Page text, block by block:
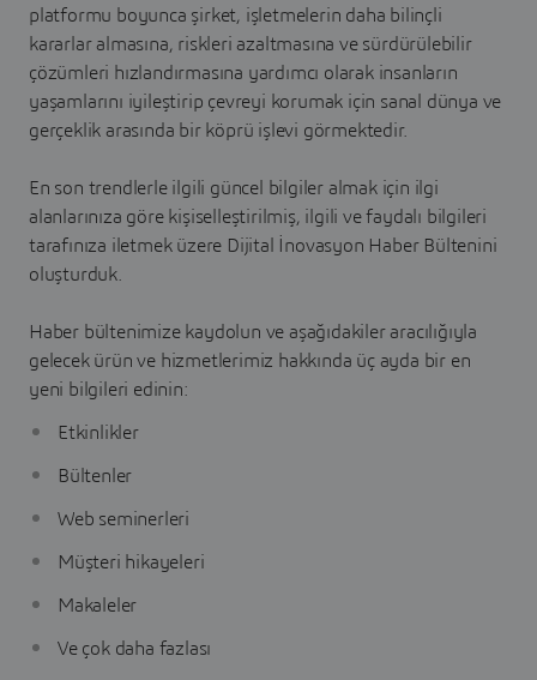
platformu boyunca şirket, işletmelerin daha bilinçli
kararlar almasına, riskleri azaltmasına ve sürdürülebilir
çözümleri hızlandırmasına yardımcı olarak insanların
yaşamlarını iyileştirip çevreyi korumak için sanal dünya ve
gerçeklik arasında bir köprü işlevi görmektedir.
En son trendlerle ilgili güncel bilgiler almak için ilgi
alanlarınıza göre kişiselleştirilmiş, ilgili ve faydalı bilgileri
tarafınıza iletmek üzere Dijital İnovasyon Haber Bültenini
oluşturduk.
Haber bültenimize kaydolun ve aşağıdakiler aracılığıyla
gelecek ürün ve hizmetlerimiz hakkında üç ayda bir en
yeni bilgileri edinin:
Etkinlikler
Bültenler
Web seminerleri
Müşteri hikayeleri
Makaleler
Ve çok daha fazlası